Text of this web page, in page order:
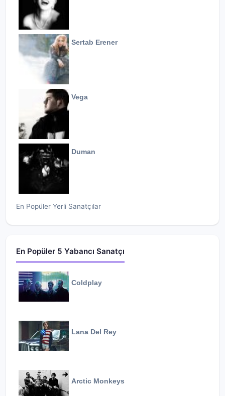
Sertab Erener
Vega
Duman
En Popüler Yerli Sanatçılar
En Popüler 5 Yabancı Sanatçı
Coldplay
Lana Del Rey
Arctic Monkeys